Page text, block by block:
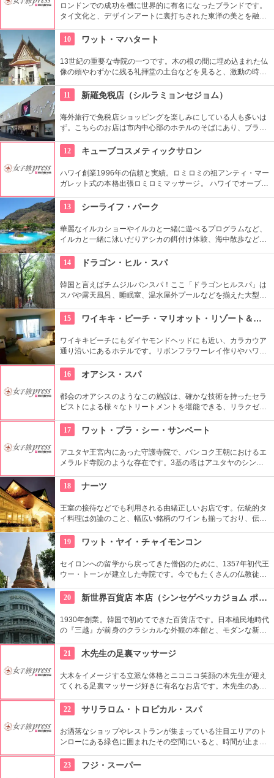
ロンドンでの成功を機に世界的に有名になったブランドです。
タイ文化と、デザインアートに裏打ちされた東洋の美とを融合
10
ワット・マハタート
13世紀の重要な寺院の一つです。木の根の間に埋め込まれた仏
像の頭やわずかに残る礼拝堂の土台などを見ると、激動の時代
11
新羅免税店（シルラミョンセジョム）
海外旅行で免税店ショッピングを楽しみにしている人も多いは
ず。こちらのお店は市内中心部のホテルのそばにあり、ブラン
す。買い物をがんばった後は屋上の休憩スペースで癒されて。
12 キューブコスメティックサロン
ハワイ創業1996年の信頼と実績。ロミロミの祖アンティ・マー
ガレット式の本格出張ロミロミマッサージ。 ハワイでオープン
在はホテル出張のみの営業。
13 シーライフ・パーク
華麗なイルカショーやイルカと一緒に遊べるプログラムなど、
イルカと一緒に泳いだりアシカの餌付け体験、海中散歩など、
ヌイグルミやTシャツなどオリジナルグッズも人気です。
14 ドラゴン・ヒル・スパ
韓国と言えばチムジルバンスパ！ここ「ドラゴンヒルスパ」は
スパや露天風呂、睡眠室、温水屋外プールなどを揃えた大型施
やゴルフ練習場、マッサージ、レストランなど様々なお楽しみ
スポットがあるので、時間が過ぎるのもあっという間です！
15 ワイキキ・ビーチ・マリオット・リゾート＆スパ
ワイキキビーチにもダイヤモンドヘッドにも近い、カラカウア
通り沿いにあるホテルです。リボンフラワーレイ作りやハワイ
ワイアンキルトの巨匠が作ったキルト型も買うことができま
す。
16 オアシス・スパ
都会のオアシスのようなこの施設は、確かな技術を持ったセラ
ピストによる様々なトリートメントを堪能できる、リラクゼー
り、たくさんの欧米人やタイの有名人も来店しています。
17 ワット・プラ・シー・サンベート
アユタヤ王宮内にあった守護寺院で、バンコク王朝におけるエ
メラルド寺院のような存在です。3基の塔はアユタヤのシンボ
です。
18 ナーツ
王室の接待などでも利用される由緒正しいお店です。伝統的タ
イ料理は勿論のこと、幅広い銘柄のワインも揃っており、伝統
19
ワット・ヤイ・チャイモンコン
セイロンへの留学から戻ってきた僧侶のために、1357年初代王
ウー・トーンが建立した寺院です。今でもたくさんの仏教徒が
塔、横になった涅槃の仏像、チェディ前であぐらを組む大きな
仏像など、どれもすごいスケールです。
20 新世界百貨店 本店（シンセゲペッカジョム ポンジョム）
1930年創業。韓国で初めてできた百貨店です。日本植民地時代
の『三越』が前身のクラシカルな外観の本館と、モダンな新館
の中でも富裕層を対象とした品揃えが多く、ゆっくりとお買い
物ができます。
21 木先生の足裏マッサージ
大木をイメージする立派な体格とニコニコ笑顔の木先生が迎え
てくれる足裏マッサージ好きに有名なお店です。木先生のあた
でみてください（笑）
22 サリラロム・トロピカル・スパ
お洒落なショップやレストランが集まっている注目エリアのト
ンローにある緑色に囲まれたその空間にいると、時間が止まっ
す。もちろんトリートメント・マッサージも充実、素敵なティ
ールームもあります。
23 フジ・スーパー